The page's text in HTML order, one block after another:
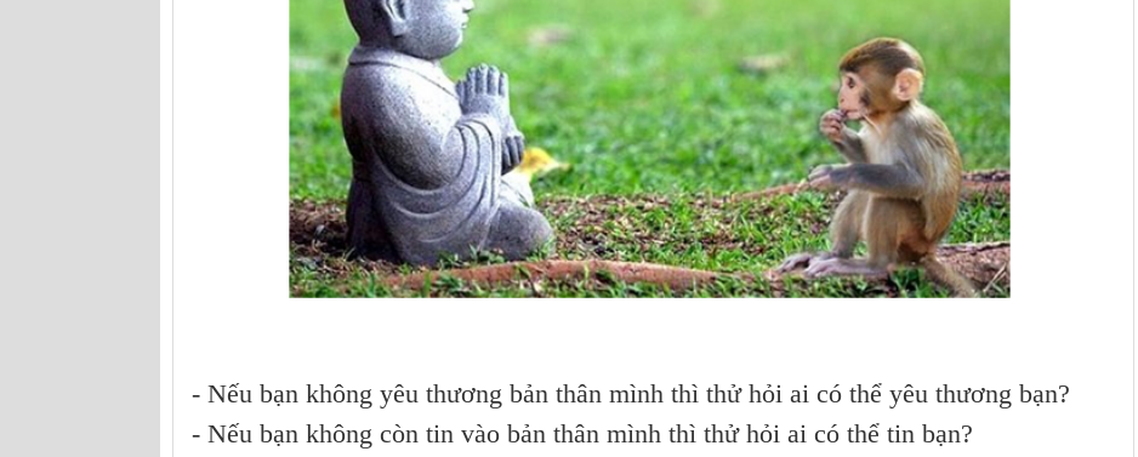
- Nếu bạn không yêu thương bản thân mình thì thử hỏi ai có thể yêu thương bạn?
- Nếu bạn không còn tin vào bản thân mình thì thử hỏi ai có thể tin bạn?